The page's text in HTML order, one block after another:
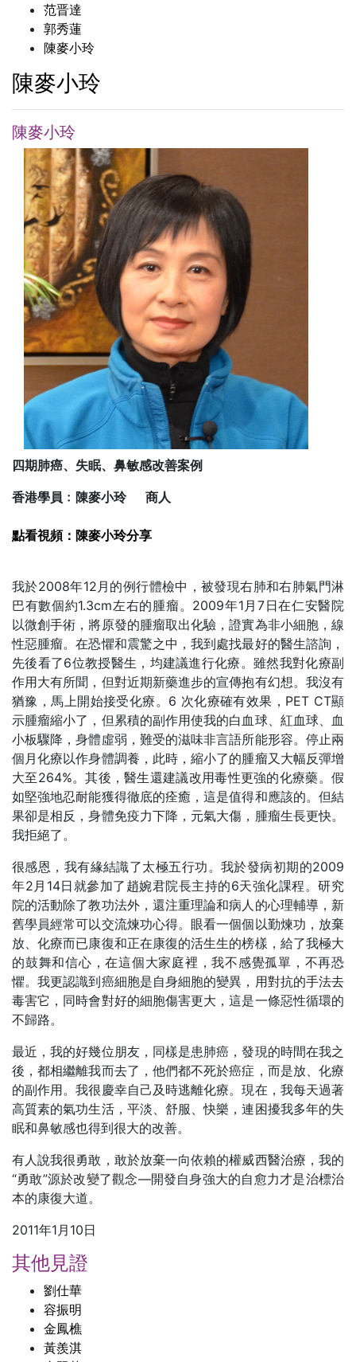
范晋達
郭秀蓮
陳麥小玲
陳麥小玲
陳麥小玲
四期肺癌、失眠、鼻敏感改善案例
香港學員﹕陳麥小玲 商人
點看視頻：陳麥小玲分享
我於2008年12月的例行體檢中，被發現右肺和右肺氣門淋
巴有數個約1.3cm左右的腫瘤。2009年1月7日在仁安醫院
以微創手術，將原發的腫瘤取出化驗，證實為非小細胞，線
性惡腫瘤。在恐懼和震驚之中，我到處找最好的醫生諮詢，
先後看了6位教授醫生，均建議進行化療。雖然我對化療副
作用大有所聞，但對近期新藥進步的宣傳抱有幻想。我沒有
猶豫，馬上開始接受化療。6 次化療確有效果，PET CT顯
示腫瘤縮小了，但累積的副作用使我的白血球、紅血球、血
小板驟降，身體虛弱，難受的滋味非言語所能形容。停止兩
個月化療以作身體調養，此時，縮小了的腫瘤又大幅反彈增
大至264%。其後，醫生還建議改用毒性更強的化療藥。假
如堅強地忍耐能獲得徹底的痊癒，這是值得和應該的。但結
果卻是相反，身體免疫力下降，元氣大傷，腫瘤生長更快。
我拒絕了。
很感恩，我有緣結識了太極五行功。我於發病初期的2009
年2月14日就參加了趙婉君院長主持的6天強化課程。研究
院的活動除了教功法外，還注重理論和病人的心理輔導，新
舊學員經常可以交流煉功心得。眼看一個個以勤煉功，放棄
放、化療而已康復和正在康復的活生生的榜樣，給了我極大
的鼓舞和信心，在這個大家庭裡，我不感覺孤單，不再恐
懼。我更認識到癌細胞是自身細胞的變異，用對抗的手法去
毒害它，同時會對好的細胞傷害更大，這是一條惡性循環的
不歸路。
最近，我的好幾位朋友，同樣是患肺癌，發現的時間在我之
後，都相繼離我而去了，他們都不死於癌症，而是放、化療
的副作用。我很慶幸自己及時逃離化療。現在，我每天過著
高質素的氣功生活，平淡、舒服、快樂，連困擾我多年的失
眠和鼻敏感也得到很大的改善。
有人說我很勇敢，敢於放棄一向依賴的權威西醫治療，我的
“勇敢”源於改變了觀念―開發自身強大的自愈力才是治標治
本的康復大道。
2011年1月10日
其他見證
劉仕華
容振明
金鳳樵
黃羨淇